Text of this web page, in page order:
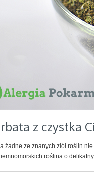
z czystka
żadne ze znanych ziół roślin
roślina o